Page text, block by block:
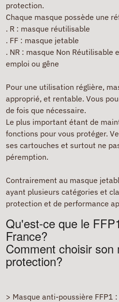
protection.
Chaque masque possède une
. R : masque réutilisable
. FF : masque jetable
. NR : masque Non Réutilisable
emploi ou gêne
Pour une utilisation réglière,
approprié, et rentable. Vous
de fois que nécessaire.
Le plus important étant de
fonctions pour vous protéger.
ses cartouches et surtout ne
péremption.
Contrairement au masque
ayant plusieurs catégories et
protection et de performance
Qu'est-ce que le
France?
Comment choisir son
protection?
> Masque anti-poussière FFP1